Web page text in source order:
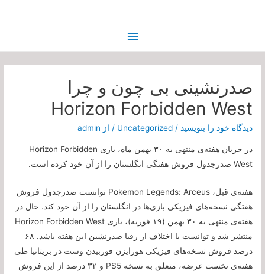
فهرست
اصلی
صدرنشینی بی چون و چرا
Horizon Forbidden West
دیدگاه‌ خود را بنویسید /
Uncategorized / از admin
در جریان هفته‌ی منتهی به ۳۰ بهمن ماه، بازی Horizon Forbidden
West صدرجدول فروش هفتگی انگلستان را از آن خود کرده است.
هفته‌ی قبل، Pokemon Legends: Arceus توانست صدرجدول فروش
هفتگی نسخه‌های فیزیکی بازی‌ها در انگلستان را از آن خود کند. حال در
هفته‌ی منتهی به ۳۰ بهمن (۱۹ فوریه)، بازی Horizon Forbidden West
منتشر شد و توانست با اختلاف از رقبا صدرنشین این هفته باشد. ۶۸
درصد فروش نسخه‌های فیزیکی هورایزن فوربیدن وست در بریتانیا طی
هفته‌ی نخست عرضه، متعلق به نسخه PS5 و ۳۲ درصد از این فروش